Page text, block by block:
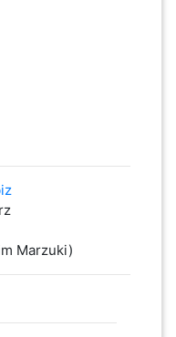
Marzuki)